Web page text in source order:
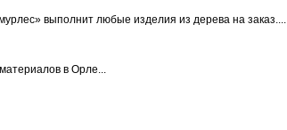
выполнит любые изделия из дерева на заказ....
в Орле...